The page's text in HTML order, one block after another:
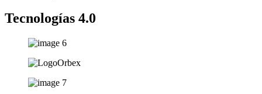
Tecnologías 4.0